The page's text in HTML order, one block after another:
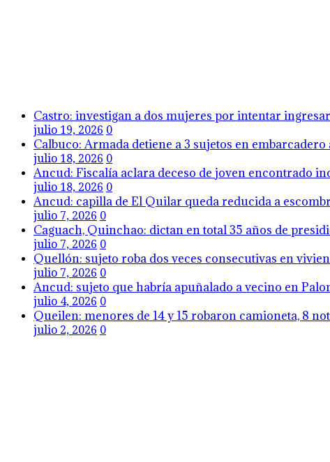
Castro: investigan a dos mujeres por intentar
julio 19, 2026 0
Calbuco: Armada detiene a 3 sujetos en
julio 18, 2026 0
Ancud: Fiscalía aclara deceso de joven encontrado
julio 18, 2026 0
Ancud: capilla de El Quilar queda reducida a
julio 7, 2026 0
Caguach, Quinchao: dictan en total 35 años de
julio 7, 2026 0
Quellón: sujeto roba dos veces consecutivas en
julio 7, 2026 0
Ancud: sujeto que habría apuñalado a vecino en
julio 4, 2026 0
Queilen: menores de 14 y 15 robaron camioneta, 8
julio 2, 2026 0